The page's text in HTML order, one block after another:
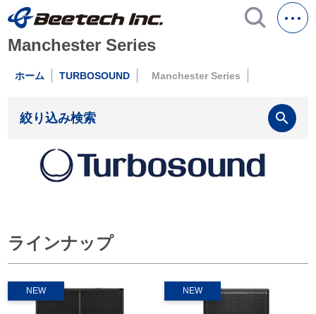
Manchester Series
ホーム TURBOSOUND Manchester Series
絞り込み検索 search
ラインナップ
NEW NEW